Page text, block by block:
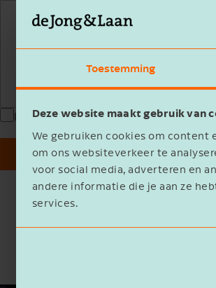
Toestemming
Deze website maakt gebruik van
We gebruiken cookies om content
om ons websiteverkeer te
voor social media, adverteren en
andere informatie die je aan ze
services.
Ik ga akkoord met hetprivacy
Verzenden